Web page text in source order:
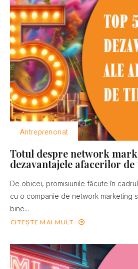
Antreprenoriat
Totul despre network
dezavantajele afacerilor
De obicei, promisiunile făcute în
cu o companie de network marketing
bine...
CITEȘTE MAI MULT